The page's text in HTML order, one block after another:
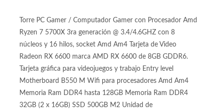
32GB Radeon RX 6600 500GB Titan
M16 Blanco RGB
Torre PC Gamer / Computador Gamer con Procesador Amd
Ryzen 7 5700X 3ra generación @ 3.4/4.6GHZ con 8
núcleos y 16 hilos, socket Amd Am4 Tarjeta de Video
Radeon RX 6600 marca AMD RX 6600 de 8GB GDDR6.